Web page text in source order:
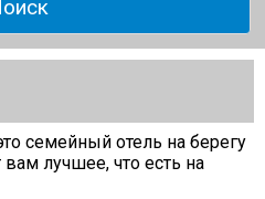
семейный отель на берегу
лучшее, что есть на